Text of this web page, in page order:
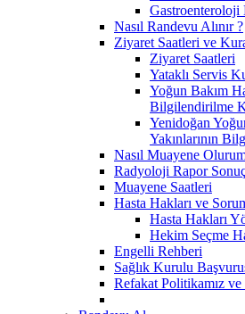
Gastroenteroloji
Nasıl Randevu Alınır ?
Ziyaret Saatleri ve
Ziyaret Saatleri
Yataklı Servis
Yoğun Bakım
Bilgilendirilme
Yenidoğan
Yakınlarının
Nasıl Muayene
Radyoloji Rapor
Muayene Saatleri
Hasta Hakları ve
Hasta Hakları
Hekim Seçme
Engelli Rehberi
Sağlık Kurulu
Refakat Politikamız